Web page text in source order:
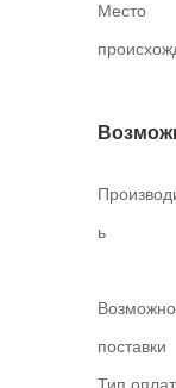
Место
ь
поставки